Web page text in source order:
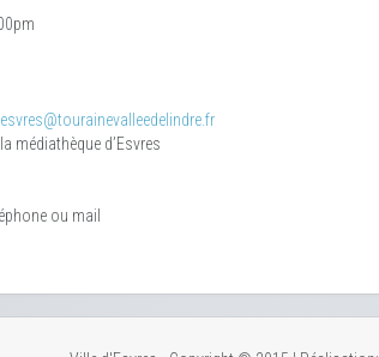
médiathèque d’Esvres
ou mail